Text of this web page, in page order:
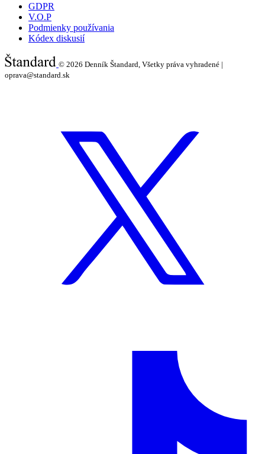
GDPR
V.O.P
Podmienky používania
Kódex diskusií
© 2026 Denník Štandard, Všetky práva vyhradené |
oprava@standard.sk